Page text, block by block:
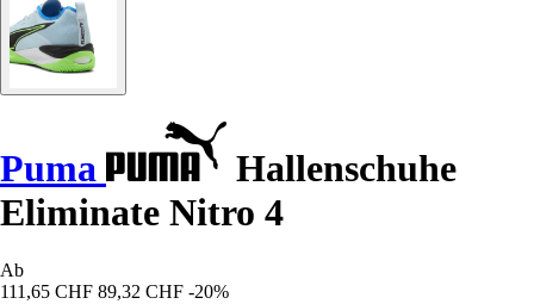
Puma
Hallenschuhe
Eliminate Nitro 4
Ab
111,65 CHF 89,32 CHF -20%